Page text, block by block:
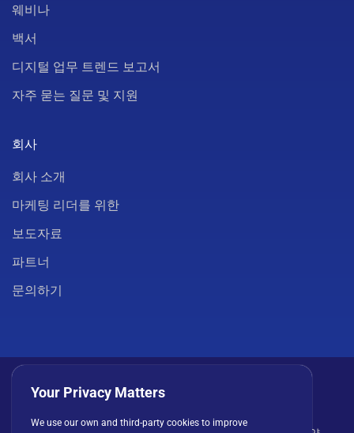
웨비나
백서
디지털 업무 트렌드 보고서
자주 묻는 질문 및 지원
회사
회사 소개
마케팅 리더를 위한
보도자료
파트너
문의하기
Your Privacy Matters
We use our own and third-party cookies to improve